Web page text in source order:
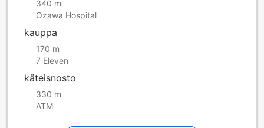
340 m
Ozawa Hospital
kauppa
170 m
7 Eleven
käteisnosto
330 m
ATM